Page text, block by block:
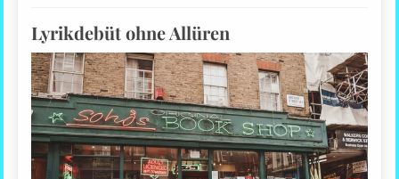
Lyrikdebüt ohne Allüren